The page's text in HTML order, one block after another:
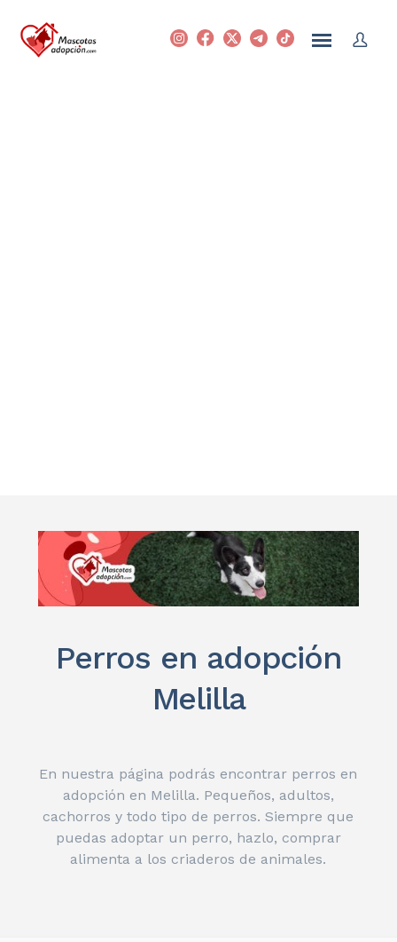
Perros en adopción
Melilla
En nuestra página podrás encontrar perros en
adopción en Melilla. Pequeños, adultos,
cachorros y todo tipo de perros. Siempre que
puedas adoptar un perro, hazlo, comprar
alimenta a los criaderos de animales.